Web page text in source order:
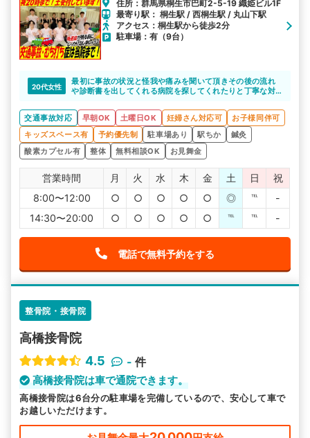
住所：群馬県桐生市巴町2-5-19 織姫ビル1F
最寄り駅： 桐生駅 / 西桐生駅 / 丸山下駅
アクセス：桐生駅から徒歩2分
駐車場：有（9台）
20代女性
最初に事故の状況と怪我や痛みを聞いて頂きその後の流れ
や診断書を出してくれる病院を探してくれたりと丁寧な対
また、通院ごしばらくしてから出た痛みなどにも真摯に向
き合ってくれてどうしたらいい、こうしたらいいとアドバ
イスをくれたおかげで現在当時より痛みが引いてきまし
た。
まだ治療にはしばらくかかりそうですが今後も治療継続し
てお願いします。
交通事故対応 早朝OK 土曜日OK 妊婦さん対応可
お子様同伴可
キッズスペース有
予約優先制 駐車場あり 駅ちか
鍼灸
酸素カプセル有
整体 無料相談OK お見舞金
営業時間 月 火 水 木 金 土 日
祝
8:00〜12:00
○ ○ ○ ○ ○ ◎ ℡
-
14:30〜20:00
○ ○ ○ ○ ○ ℡ ℡ -
電話で無料予約をする
整骨院・接骨院
高橋接骨院
4.5
- 件
高橋接骨院は車で通院できます。
高橋接骨院は6台分の駐車場を完備しているので、安心して車で
お越しいただけます。